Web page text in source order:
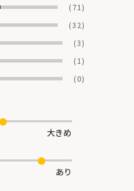
(71)
(32)
(3)
(1)
(0)
大きめ
あり